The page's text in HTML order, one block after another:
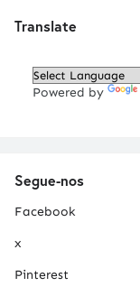
Translate
Powered by
Segue-nos
Facebook
x
Pinterest